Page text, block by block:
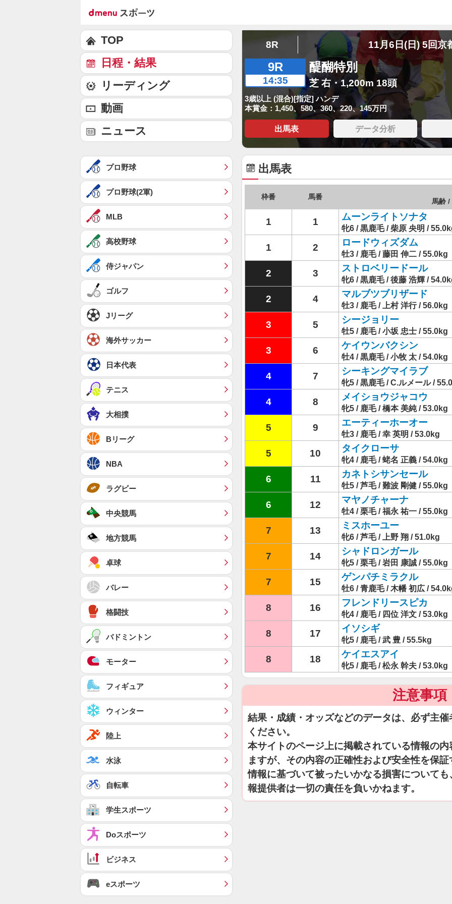
8R 11月6日(日) 5回京
9R
14:35
醍醐特別
芝 右・1,200m 18頭
3歳以上 (混合)[指定] ハンデ
本賞金：1,450、580、360、220、145万円
出馬表 データ分析
出馬表
枠番 馬番
馬齢 /
1 1 ムーンライトソナタ
牝6 / 黒鹿毛 / 柴原 央明 /
1 2 ロードウィズダム
牡3 / 鹿毛 / 藤田 伸二 / 55.0kg
2 3 ストロベリードール
牝6 / 黒鹿毛 / 後藤 浩輝 /
2 4 マルブツブリザード
牡3 / 鹿毛 / 上村 洋行 / 56.0kg
3 5 シージョリー
牡5 / 鹿毛 / 小坂 忠士 / 55.0kg
3 6 ケイウンバクシン
牡4 / 黒鹿毛 / 小牧 太 / 54.0kg
4 7 シーキングマイラブ
牝5 / 黒鹿毛 / C.ルメール /
4 8 メイショウジャコウ
牝5 / 鹿毛 / 橋本 美純 / 53.0kg
5 9 エーティーホーオー
牡3 / 鹿毛 / 幸 英明 / 53.0kg
5 10 タイクローサ
牝4 / 鹿毛 / 蛯名 正義 / 54.0kg
6 11 カネトシサンセール
牡5 / 芦毛 / 難波 剛健 / 55.0kg
6 12 マヤノチャーナ
牡4 / 栗毛 / 福永 祐一 / 55.0kg
7 13 ミスホーユー
牝6 / 芦毛 / 上野 翔 / 51.0kg
7 14 シャドロンガール
牝5 / 栗毛 / 岩田 康誠 / 55.0kg
7 15 ゲンパチミラクル
牡6 / 青鹿毛 / 木幡 初広 /
8 16 フレンドリースピカ
牝4 / 鹿毛 / 四位 洋文 / 53.0kg
8 17 イソシギ
牝5 / 鹿毛 / 武 豊 / 55.5kg
8 18 ケイエスアイ
牝5 / 鹿毛 / 松永 幹夫 / 53.0kg
注意事項
結果・成績・オッズなどのデータは、必ず主
ください。
本サイトのページ上に掲載されている情報の
ますが、その内容の正確性および安全性を保
情報に基づいて被ったいかなる損害について
報提供者は一切の責任を負いかねます。
TOP
日程・結果
リーディング
動画
ニュース
プロ野球
プロ野球(2軍)
MLB
高校野球
侍ジャパン
ゴルフ
Jリーグ
海外サッカー
日本代表
テニス
大相撲
Bリーグ
NBA
ラグビー
中央競馬
地方競馬
卓球
バレー
格闘技
バドミントン
モーター
フィギュア
ウィンター
陸上
水泳
自転車
学生スポーツ
Doスポーツ
ビジネス
eスポーツ